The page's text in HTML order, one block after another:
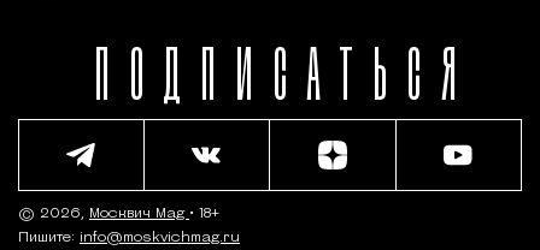
ПОДПИСАТЬСЯ
© 2026, Москвич Mag • 18+
Пишите: info@moskvichmag.ru